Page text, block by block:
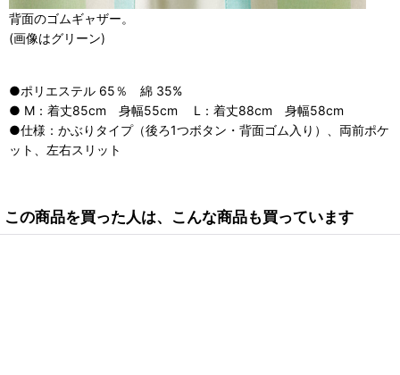
背面のゴムギャザー。
(画像はグリーン)
●ポリエステル 65％ 綿 35%
● M：着丈85cm 身幅55cm L：着丈88cm 身幅58cm
●仕様：かぶりタイプ（後ろ1つボタン・背面ゴム入り）、両前ポケ
ット、左右スリット
この商品を買った人は、こんな商品も買っています